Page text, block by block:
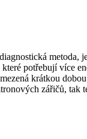
potřebují více
krátkou
zářičů, tak